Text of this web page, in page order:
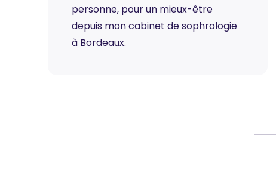
personne, pour un mieux-être
depuis mon cabinet de sophrologie
à Bordeaux.